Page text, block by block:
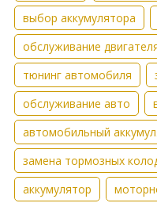
выбор аккумулятора
обслуживание
тюнинг автомобиля
обслуживание авто
автомобильный
замена тормозных
аккумулятор